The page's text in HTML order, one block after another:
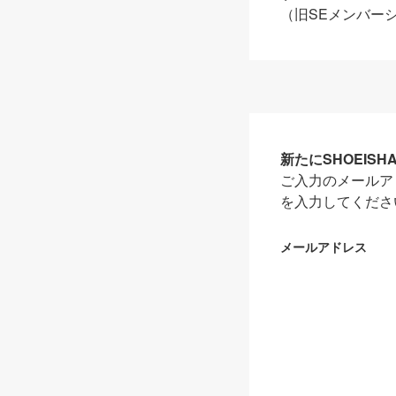
（旧SEメンバー
新たに
ご入力のメール
を入力してくだ
メールアドレス